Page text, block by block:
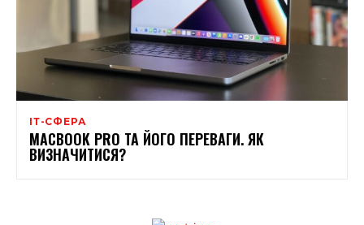
ІТ-СФЕРА
MACBOOK PRO ТА ЙОГО ПЕРЕВАГИ. ЯК
ВИЗНАЧИТИСЯ?